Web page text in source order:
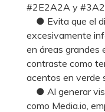
#2E2A2A y
● Evita que el
excesivamente
en áreas grandes
contraste como
acentos en verde
● Al generar
como Media.io,